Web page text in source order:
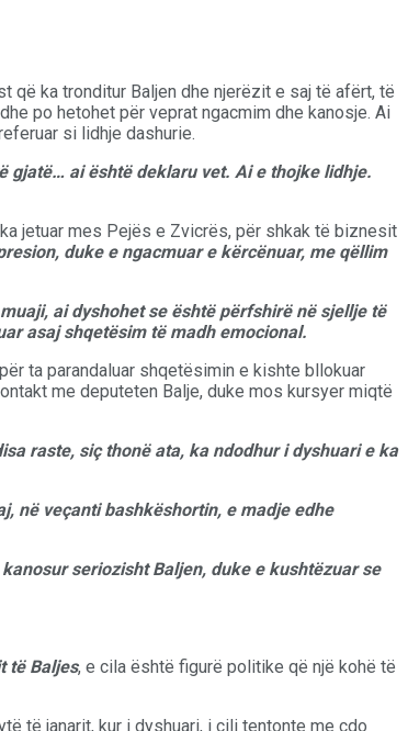
që ka tronditur Baljen dhe njerëzit e saj të afërt, të
po hetohet për veprat ngacmim dhe kanosje. Ai
si lidhje dashurie.
gjatë… ai është deklaru vet. Ai e thojke lidhje.
jetuar mes Pejës e Zvicrës, për shkak të biznesit
duke e ngacmuar e kërcënuar, me qëllim
ai dyshohet se është përfshirë në sjellje të
asaj shqetësim të madh emocional.
ta parandaluar shqetësimin e kishte bllokuar
me deputeten Balje, duke mos kursyer miqtë
raste, siç thonë ata, ka ndodhur i dyshuari e ka
në veçanti bashkëshortin, e madje edhe
seriozisht Baljen, duke e kushtëzuar se
të Baljes, e cila është figurë politike që një kohë të
të janarit, kur i dyshuari, i cili tentonte me çdo